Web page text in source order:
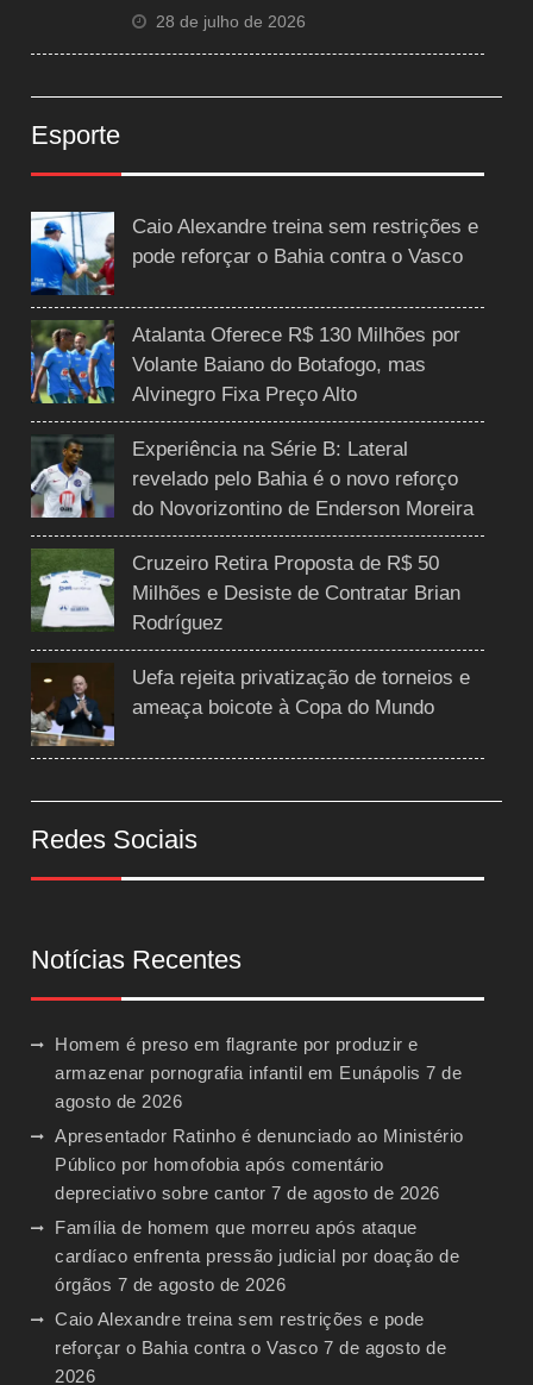
28 de julho de 2026
Esporte
Caio Alexandre treina sem restrições e
pode reforçar o Bahia contra o Vasco
Atalanta Oferece R$ 130 Milhões por
Volante Baiano do Botafogo, mas
Alvinegro Fixa Preço Alto
Experiência na Série B: Lateral
revelado pelo Bahia é o novo reforço
do Novorizontino de Enderson Moreira
Cruzeiro Retira Proposta de R$ 50
Milhões e Desiste de Contratar Brian
Rodríguez
Uefa rejeita privatização de torneios e
ameaça boicote à Copa do Mundo
Redes Sociais
Notícias Recentes
Homem é preso em flagrante por produzir e
armazenar pornografia infantil em Eunápolis 7 de
agosto de 2026
Apresentador Ratinho é denunciado ao Ministério
Público por homofobia após comentário
depreciativo sobre cantor 7 de agosto de 2026
Família de homem que morreu após ataque
cardíaco enfrenta pressão judicial por doação de
órgãos 7 de agosto de 2026
Caio Alexandre treina sem restrições e pode
reforçar o Bahia contra o Vasco 7 de agosto de
2026